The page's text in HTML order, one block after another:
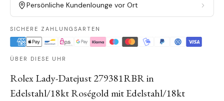
Persönliche Kundenlounge vor Ort
SICHERE ZAHLUNGSARTEN
ÜBER DIESE UHR
Rolex Lady-Datejust 279381RBR in
Edelstahl/18kt Roségold mit Edelstahl/18kt